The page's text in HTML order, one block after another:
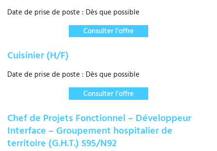
Date de prise de poste : Dès que possible
Consulter l'offre
Cuisinier (H/F)
Date de prise de poste : Dès que possible
Consulter l'offre
Chef de Projets Fonctionnel – Développeur
Interface – Groupement hospitalier de
territoire (G.H.T.) S95/N92